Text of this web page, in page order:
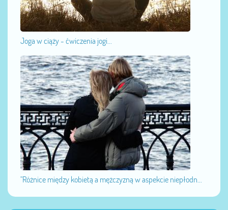
Joga w ciąży - ćwiczenia jogi...
"Różnice między kobietą a mężczyzną w aspekcie niepłodn...